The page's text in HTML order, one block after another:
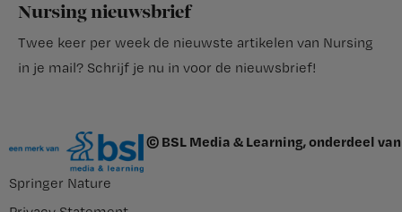
Nursing nieuwsbrief
Twee keer per week de nieuwste artikelen van Nursing
in je mail? Schrijf je nu in voor de nieuwsbrief!
© BSL Media & Learning, onderdeel van
Springer Nature